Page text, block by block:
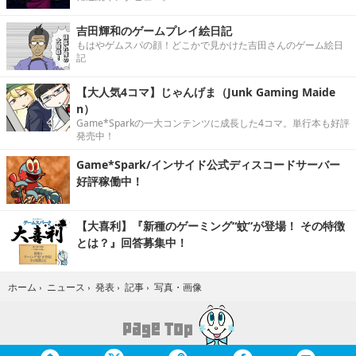
吉田輝和のゲームプレイ絵日記
もはやゲムスパの顔！どこかで見かけた吉田さんのゲーム絵日
記
【大人気4コマ】じゃんげま（Junk Gaming Maide
n）
Game*Sparkの一大コンテンツに成長した4コマ。単行本も好評
発売中！
Game*Spark/インサイド公式ディスコードサーバー
好評稼働中！
【大喜利】『新種のゲーミング“蚊”が登場！ その特徴
とは？』回答募集中！
ホーム › ニュース › 発表 › 記事 › 写真・画像